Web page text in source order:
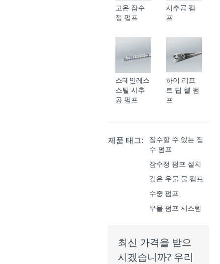
고온 잠수
정 펌프
시추공 펌
프
스테인레스
스틸 시추
공 펌프
하이 리프
트 딥 웰 펌
프
제품 태그:
잠수할 수 있는 집
수 펌프
잠수정 펌프 설치
깊은 우물 물 펌프
수중 펌프
우물 펌프 시스템
최신 가격을 받으
시겠습니까? 우리